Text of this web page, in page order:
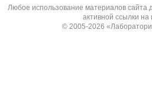
Любое использование материалов сайта
активной ссылки на
© 2005-2026